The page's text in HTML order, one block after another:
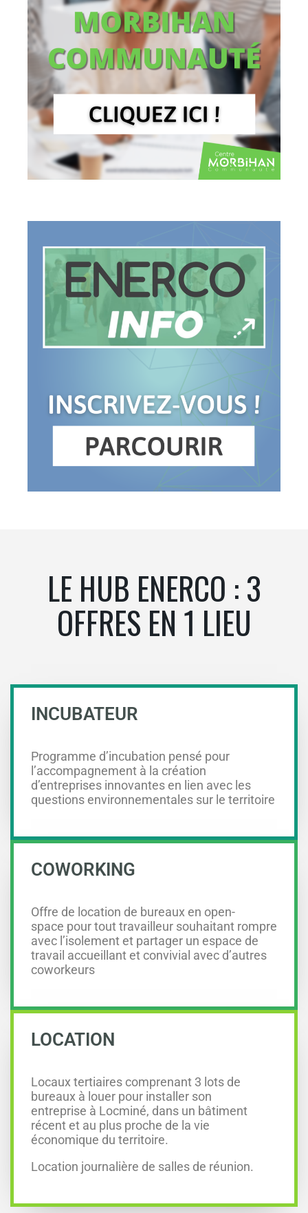
LE HUB ENERCO : 3
OFFRES EN 1 LIEU
INCUBATEUR
Programme d’incubation pensé pour
l’accompagnement à la création
d’entreprises innovantes en lien avec les
questions environnementales sur le territoire
COWORKING
Offre de location de bureaux en open-
space pour tout travailleur souhaitant rompre
avec l’isolement et partager un espace de
travail accueillant et convivial avec d’autres
coworkeurs
LOCATION
Locaux tertiaires comprenant 3 lots de
bureaux à louer pour installer son
entreprise à Locminé, dans un bâtiment
récent et au plus proche de la vie
économique du territoire.
Location journalière de salles de réunion.